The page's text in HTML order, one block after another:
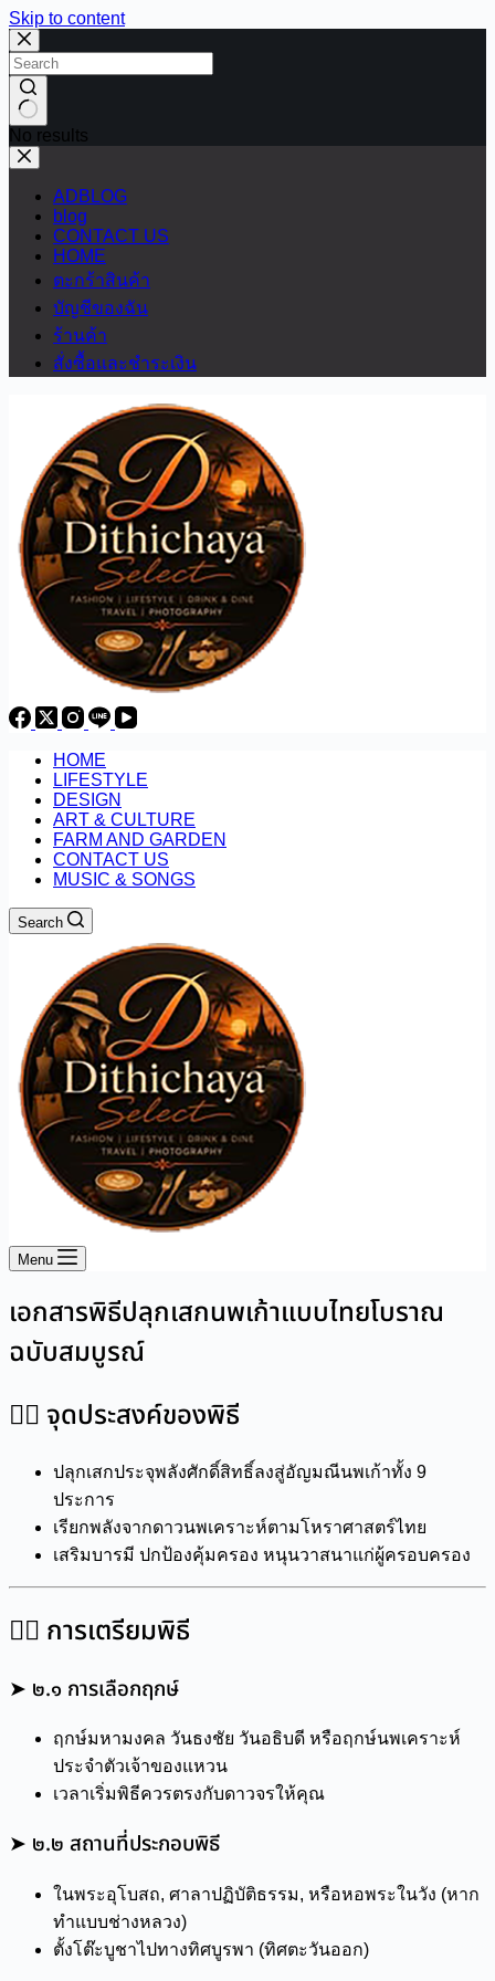
Skip to content
No results
ADBLOG
blog
CONTACT US
HOME
ตะกร้าสินค้า
บัญชีของฉัน
ร้านค้า
สั่งซื้อและชำระเงิน
HOME
LIFESTYLE
DESIGN
ART & CULTURE
FARM AND GARDEN
CONTACT US
MUSIC & SONGS
Search
Menu
เอกสารพิธีปลุกเสกนพเก้าแบบไทยโบราณ
ฉบับสมบูรณ์
๑️⃣ จุดประสงค์ของพิธี
ปลุกเสกประจุพลังศักดิ์สิทธิ์ลงสู่อัญมณีนพเก้าทั้ง 9
ประการ
เรียกพลังจากดาวนพเคราะห์ตามโหราศาสตร์ไทย
เสริมบารมี ปกป้องคุ้มครอง หนุนวาสนาแก่ผู้ครอบครอง
๒️⃣ การเตรียมพิธี
➤ ๒.๑ การเลือกฤกษ์
ฤกษ์มหามงคล วันธงชัย วันอธิบดี หรือฤกษ์นพเคราะห์
ประจำตัวเจ้าของแหวน
เวลาเริ่มพิธีควรตรงกับดาวจรให้คุณ
➤ ๒.๒ สถานที่ประกอบพิธี
ในพระอุโบสถ, ศาลาปฏิบัติธรรม, หรือหอพระในวัง (หาก
ทำแบบช่างหลวง)
ตั้งโต๊ะบูชาไปทางทิศบูรพา (ทิศตะวันออก)